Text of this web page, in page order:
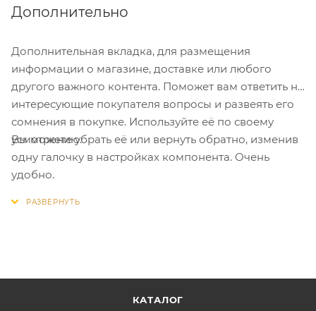
Дополнительно
Дополнительная вкладка, для размещения
информации о магазине, доставке или любого
другого важного контента. Поможет вам ответить на
интересующие покупателя вопросы и развеять его
сомнения в покупке. Используйте её по своему
усмотрению.
Вы можете убрать её или вернуть обратно, изменив
одну галочку в настройках компонента. Очень
удобно.
КАТАЛОГ